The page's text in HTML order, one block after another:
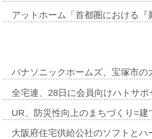
アットホーム「首都圏における
パナソニックホームズ、宝塚市
全宅連、28日に会員向けハトサ
UR、防災性向上のまちづくり=
大阪府住宅供給公社のソフトと